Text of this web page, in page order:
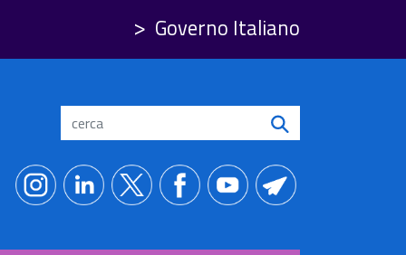
Governo Italiano
Search